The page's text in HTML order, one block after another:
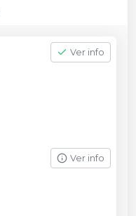
Ver info
Ver info